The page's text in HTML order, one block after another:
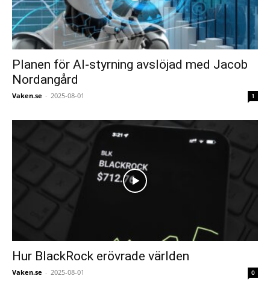
Planen för AI-styrning avslöjad med Jacob
Nordangård
Vaken.se - 2025-08-01 1
Hur BlackRock erövrade världen
Vaken.se - 2025-08-01 0